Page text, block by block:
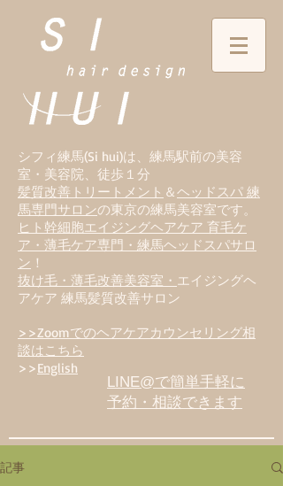
シフィ練馬(Si hui)は、 練馬駅前の美容
室・美容院、徒歩１分
髪質改善トリートメント ＆ヘッドスパ 練
馬専門サロンの東京の練馬美容室です。
ヒト幹細胞エイジングヘアケア 育毛ケ
ア・薄毛ケア専門・練馬ヘッドスパサロ
ン ！
抜け毛・薄毛改善美容室・ エイジングヘ
アケア 練馬髪質改善サロン
>>Zoomでのヘアケアカウンセリング相
談はこちら
>>English
LINE@で簡単手軽に
予約・相談できます
記事